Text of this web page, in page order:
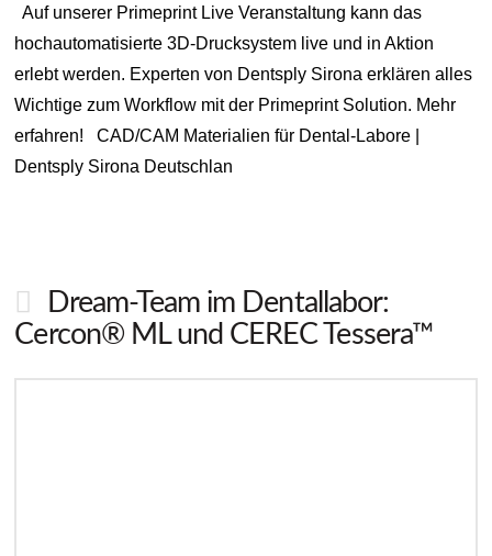
Auf unserer Primeprint Live Veranstaltung kann das
hochautomatisierte 3D-Drucksystem live und in Aktion
erlebt werden. Experten von Dentsply Sirona erklären alles
Wichtige zum Workflow mit der Primeprint Solution. Mehr
erfahren! CAD/CAM Materialien für Dental-Labore |
Dentsply Sirona Deutschlan
Dream-Team im Dentallabor:
Cercon® ML und CEREC Tessera™